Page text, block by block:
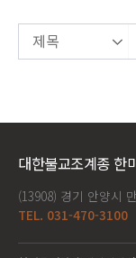
대한불교조계종 한
(13908) 경기 안양시
TEL. 031-470-3100